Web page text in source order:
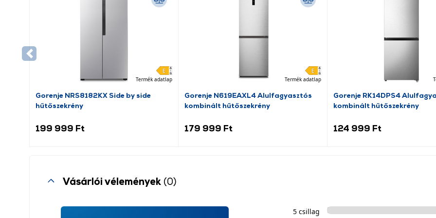
Termék adatlap
Gorenje NRS8182KX Side by side
hűtőszekrény
199 999 Ft
Termék adatlap
Gorenje N619EAXL4 Alulfagyasztós
kombinált hűtőszekrény
179 999 Ft
Gorenje RK14DPS4
kombinált hűtőszekrény
124 999 Ft
Vásárlói vélemények (0)
5 csillag